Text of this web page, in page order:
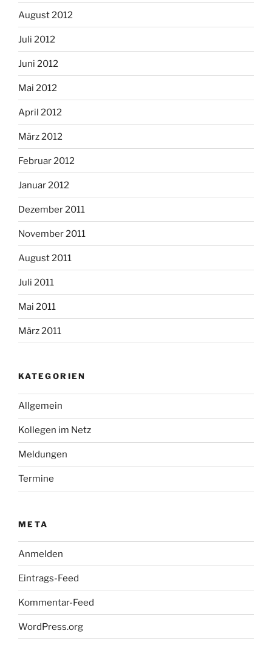
August 2012
Juli 2012
Juni 2012
Mai 2012
April 2012
März 2012
Februar 2012
Januar 2012
Dezember 2011
November 2011
August 2011
Juli 2011
Mai 2011
März 2011
KATEGORIEN
Allgemein
Kollegen im Netz
Meldungen
Termine
META
Anmelden
Eintrags-Feed
Kommentar-Feed
WordPress.org